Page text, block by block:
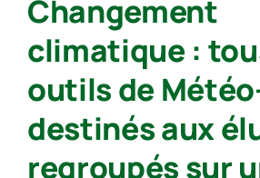
printemps”
Vincent
Cailliez,
pour
découvrir
les
effets
du
sur
Changement
climatique :
outils de
destinés aux
regroupés sur